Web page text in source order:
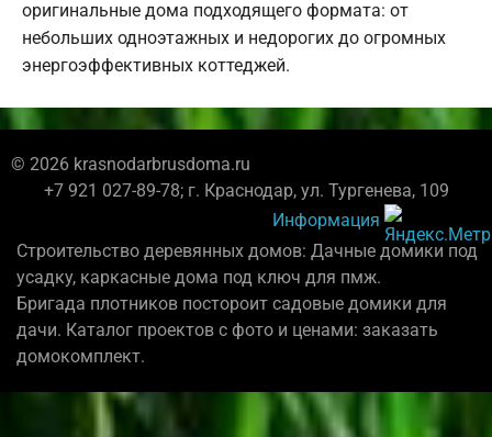
оригинальные дома подходящего формата: от
небольших одноэтажных и недорогих до огромных
энергоэффективных коттеджей.
© 2026 krasnodarbrusdoma.ru
+7 921 027-89-78; г. Краснодар, ул. Тургенева, 109
Информация
Строительство деревянных домов: Дачные домики под
усадку, каркасные дома под ключ для пмж.
Бригада плотников постороит садовые домики для
дачи. Каталог проектов с фото и ценами: заказать
домокомплект.